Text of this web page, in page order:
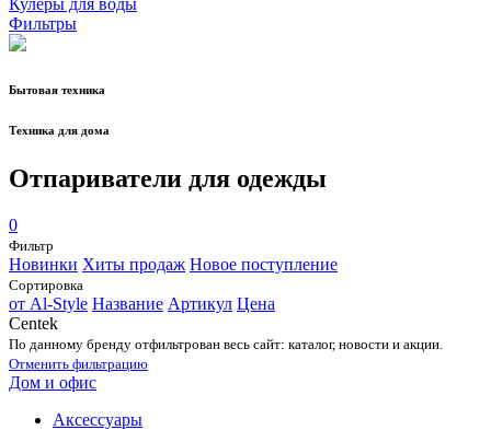
Кулеры для воды
Фильтры
Бытовая техника
Техника для дома
Отпариватели для одежды
0
Фильтр
Новинки Хиты продаж Новое поступление
Сортировка
от Al-Style Название Артикул Цена
Centek
По данному бренду отфильтрован весь сайт: каталог, новости и акции.
Отменить фильтрацию
Дом и офис
Аксессуары